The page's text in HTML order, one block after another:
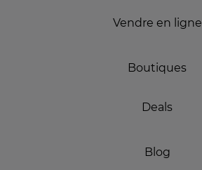
Vendre en ligne
Boutiques
Deals
Blog